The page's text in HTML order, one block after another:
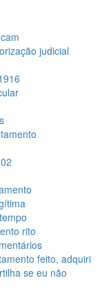
judicial
rito
feito, adquiri
se eu não